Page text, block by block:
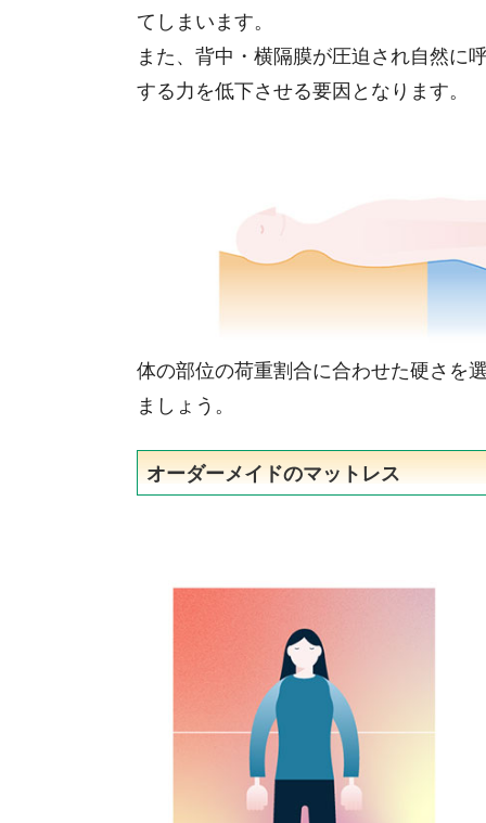
てしまいます。
また、背中・横隔膜が圧迫され自然に
する力を低下させる要因となります。
体の部位の荷重割合に合わせた硬さを
ましょう。
オーダーメイドのマットレス